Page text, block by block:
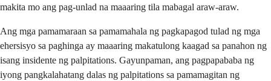
makita mo ang pag-unlad na maaaring tila mabagal araw-araw.
Ang mga pamamaraan sa pamamahala ng pagkapagod tulad ng mga
ehersisyo sa paghinga ay maaaring makatulong kaagad sa panahon ng
isang insidente ng palpitations. Gayunpaman, ang pagpapababa ng
iyong pangkalahatang dalas ng palpitations sa pamamagitan ng